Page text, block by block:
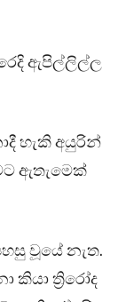
ඇපිල්ලිල්ල
හැකි අයුරින්
ඇතැමෙක්
වූයේ නැත.
කියා ත්‍රිරෝද